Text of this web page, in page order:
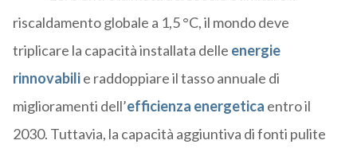
riscaldamento globale a 1,5 °C, il mondo deve
triplicare la capacità installata delle energie
rinnovabilie raddoppiare il tasso annuale di
miglioramenti dell’efficienza energetica entro il
2030. Tuttavia, la capacità aggiuntiva di fonti pulite